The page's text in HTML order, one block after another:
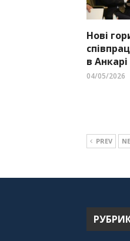
Нові
в Анкарі
04/05/2026
PREV